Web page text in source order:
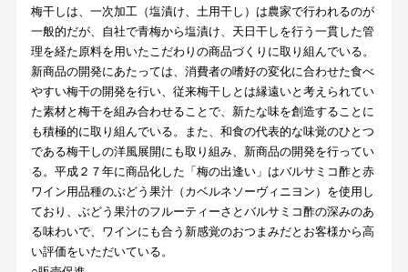
梅干しは、一次加工（塩漬け、土用干し）は農家で行われるのが
一般的だが、自社で青梅から塩漬け、天日干しを行う一貫した管
理を経た原料を用いたこだわりの商品づくりに取り組んでいる。
新商品の開発にあたっては、消費者の嗜好の変化に合わせた食べ
やすい梅干の開発を行い、従来梅干しとは縁遠いと考えられてい
た素材と梅干を組み合わせることで、新たな味を創造することに
も積極的に取り組んでいる。また、和食の代表的な味覚のひとつ
である梅干しの洋風展開にも取り組み、新商品の開発を行ってい
る。平成２７年に商品化した「梅の出逢い」はバルサミコ酢と赤
ワイン用品種のぶどう果汁（カベルネソーヴィニヨン）を使用し
ており、ぶどう果汁のフルーティーさとバルサミコ酢の深みのあ
る味わいで、ワインにも合う新感覚のおつまみだとお客様から高
い評価をいただいている。